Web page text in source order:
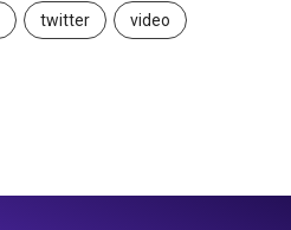
twitter video